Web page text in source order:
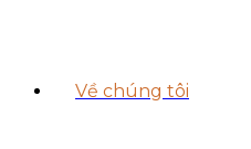
Về chúng tôi